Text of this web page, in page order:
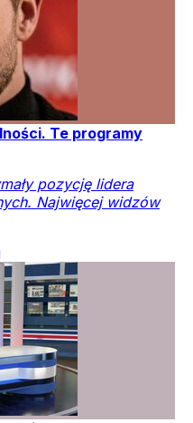
Te programy
pozycję lidera
Najwięcej widzów